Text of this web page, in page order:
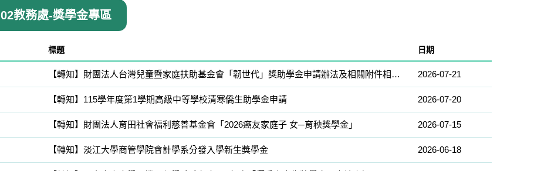
02教務處-獎學金專區
標題 日期
【轉知】財團法人台灣兒童暨家庭扶助基金會「韌世代」獎助學金申請辦法及相關附件相關資料 2026-07-21
【轉知】115學年度第1學期高級中等學校清寒僑生助學金申請 2026-07-20
【轉知】財團法人育田社會福利慈善基金會「2026癌友家庭子 女─育秧獎學金」 2026-07-15
【轉知】淡江大學商管學院會計學系分發入學新生獎學金 2026-06-18